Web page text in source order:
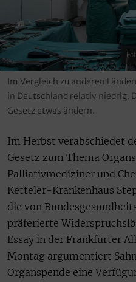
Im Vergleich zu anderen
in Deutschland relativ niedrig.
Gesetz etwas ändern.
Im Herbst verabschiedet
Gesetz zum Thema
Palliativmediziner und
Ketteler-Krankenhaus
die von
präferierte
Essay in der Frankfurter
Montag argumentiert
Organspende eine